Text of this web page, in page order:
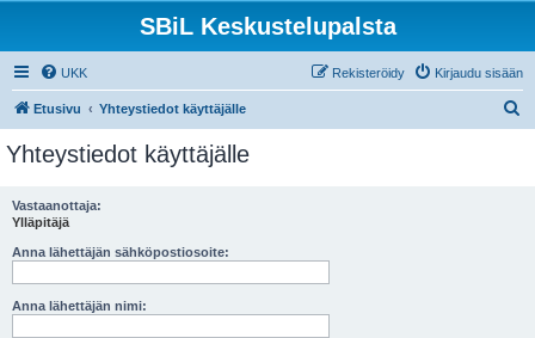
SBiL Keskustelupalsta
UKK Kirjaudu sisään
Rekisteröidy
Etusivu Yhteystiedot käyttäjälle
Yhteystiedot käyttäjälle
Vastaanottaja:
Ylläpitäjä
Anna lähettäjän sähköpostiosoite:
Anna lähettäjän nimi: